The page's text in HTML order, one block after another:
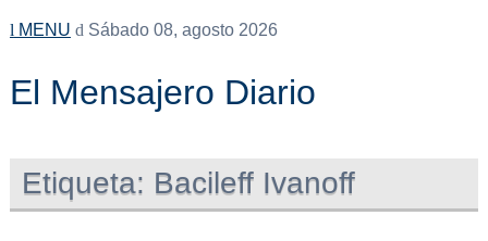
MENU Sábado 08, agosto 2026
El Mensajero Diario
Etiqueta: Bacileff Ivanoff